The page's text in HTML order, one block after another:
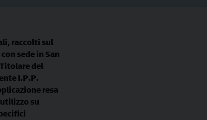
raccolti sul
sede in San
del
I.P.P.
resa
su